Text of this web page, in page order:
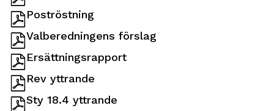
Poströstning
Valberedningens förslag
Ersättningsrapport
Rev yttrande
Sty 18.4 yttrande